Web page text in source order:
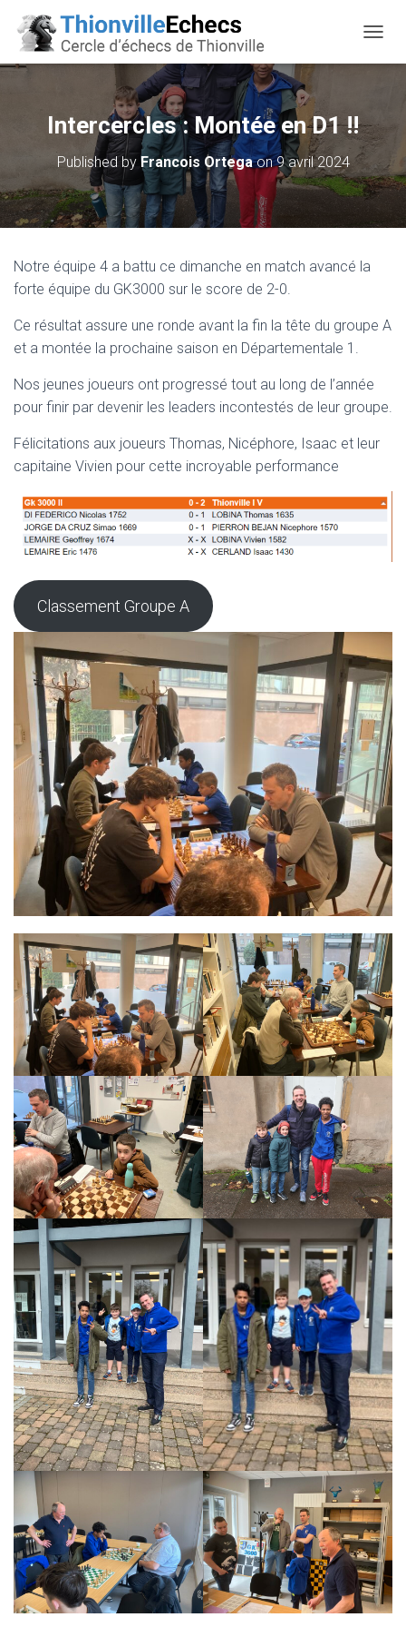
Intercercles : Montée en D1 !!
Published by Francois Ortegaon9 avril 2024
Notre équipe 4 a battu ce dimanche en match avancé la
forte équipe du GK3000 sur le score de 2-0.
Ce résultat assure une ronde avant la fin la tête du groupe A
et a montée la prochaine saison en Départementale 1.
Nos jeunes joueurs ont progressé tout au long de l’année
pour finir par devenir les leaders incontestés de leur groupe.
Félicitations aux joueurs Thomas, Nicéphore, Isaac et leur
capitaine Vivien pour cette incroyable performance
Classement Groupe A